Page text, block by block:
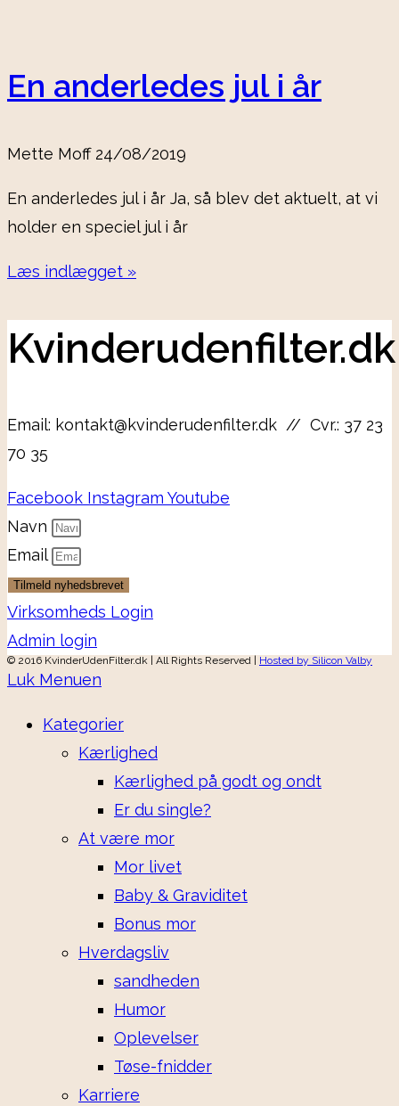
En anderledes jul i år
Mette Moff 24/08/2019
En anderledes jul i år Ja, så blev det aktuelt, at vi
holder en speciel jul i år
Læs indlægget »
Kvinderudenfilter.dk
Email: kontakt@kvinderudenfilter.dk // Cvr.: 37 23
70 35
Facebook Instagram Youtube
Navn
Email
Tilmeld nyhedsbrevet
Virksomheds Login
Admin login
© 2016 KvinderUdenFilter.dk | All Rights Reserved | Hosted by Silicon Valby
Luk Menuen
Kategorier
Kærlighed
Kærlighed på godt og ondt
Er du single?
At være mor
Mor livet
Baby & Graviditet
Bonus mor
Hverdagsliv
sandheden
Humor
Oplevelser
Tøse-fnidder
Karriere